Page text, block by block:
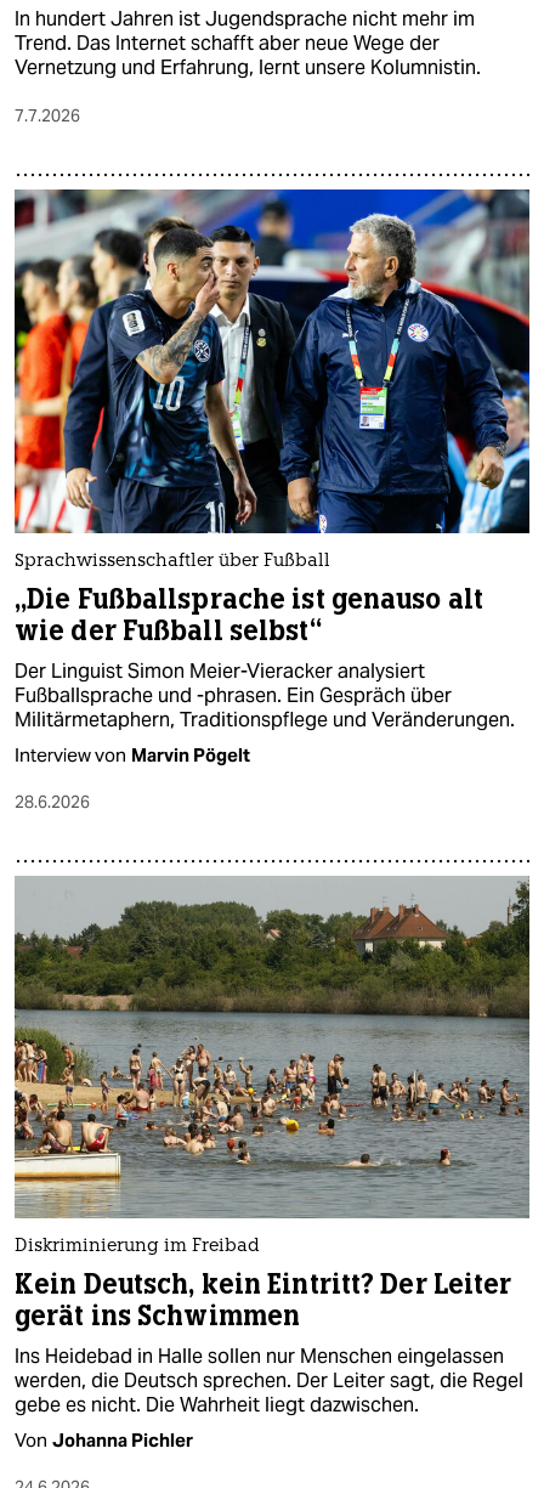
In hundert Jahren ist Jugendsprache nicht mehr im
Trend. Das Internet schafft aber neue Wege der
Vernetzung und Erfahrung, lernt unsere Kolumnistin.
7.7.2026
Sprachwissenschaftler über Fußball
„Die Fußballsprache ist genauso alt
wie der Fußball selbst“
Der Linguist Simon Meier-Vieracker analysiert
Fußballsprache und -phrasen. Ein Gespräch über
Militärmetaphern, Traditionspflege und Veränderungen.
Interview von Marvin Pögelt
28.6.2026
Diskriminierung im Freibad
Kein Deutsch, kein Eintritt? Der Leiter
gerät ins Schwimmen
Ins Heidebad in Halle sollen nur Menschen eingelassen
werden, die Deutsch sprechen. Der Leiter sagt, die Regel
gebe es nicht. Die Wahrheit liegt dazwischen.
Von Johanna Pichler